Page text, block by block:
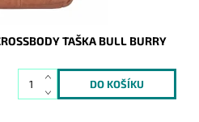
TAŠKA BULL BURRY